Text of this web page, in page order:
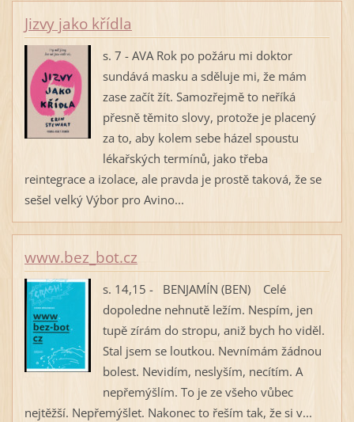
Jizvy jako křídla
s. 7 - AVA Rok po požáru mi doktor
sundává masku a sděluje mi, že mám
zase začít žít. Samozřejmě to neříká
přesně těmito slovy, protože je placený
za to, aby kolem sebe házel spoustu
lékařských termínů, jako třeba
reintegrace a izolace, ale pravda je prostě taková, že se
sešel velký Výbor pro Avino...
www.bez_bot.cz
s. 14,15 - BENJAMÍN (BEN) Celé
dopoledne nehnutě ležím. Nespím, jen
tupě zírám do stropu, aniž bych ho viděl.
Stal jsem se loutkou. Nevnímám žádnou
bolest. Nevidím, neslyším, necítím. A
nepřemýšlím. To je ze všeho vůbec
nejtěžší. Nepřemýšlet. Nakonec to řeším tak, že si v...